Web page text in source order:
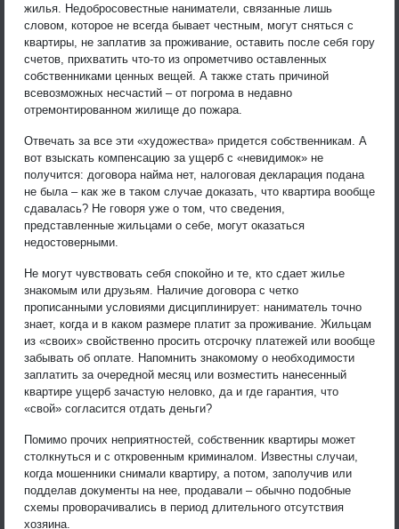
жилья. Недобросовестные наниматели, связанные лишь
словом, которое не всегда бывает честным, могут сняться с
квартиры, не заплатив за проживание, оставить после себя гору
счетов, прихватить что-то из опрометчиво оставленных
собственниками ценных вещей. А также стать причиной
всевозможных несчастий – от погрома в недавно
отремонтированном жилище до пожара.
Отвечать за все эти «художества» придется собственникам. А
вот взыскать компенсацию за ущерб с «невидимок» не
получится: договора найма нет, налоговая декларация подана
не была – как же в таком случае доказать, что квартира вообще
сдавалась? Не говоря уже о том, что сведения,
представленные жильцами о себе, могут оказаться
недостоверными.
Не могут чувствовать себя спокойно и те, кто сдает жилье
знакомым или друзьям. Наличие договора с четко
прописанными условиями дисциплинирует: наниматель точно
знает, когда и в каком размере платит за проживание. Жильцам
из «своих» свойственно просить отсрочку платежей или вообще
забывать об оплате. Напомнить знакомому о необходимости
заплатить за очередной месяц или возместить нанесенный
квартире ущерб зачастую неловко, да и где гарантия, что
«свой» согласится отдать деньги?
Помимо прочих неприятностей, собственник квартиры может
столкнуться и с откровенным криминалом. Известны случаи,
когда мошенники снимали квартиру, а потом, заполучив или
подделав документы на нее, продавали – обычно подобные
схемы проворачивались в период длительного отсутствия
хозяина.